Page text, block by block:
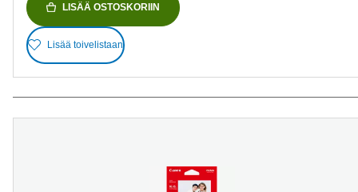
LISÄÄ OSTOSKORIIN
Lisää toivelistaan